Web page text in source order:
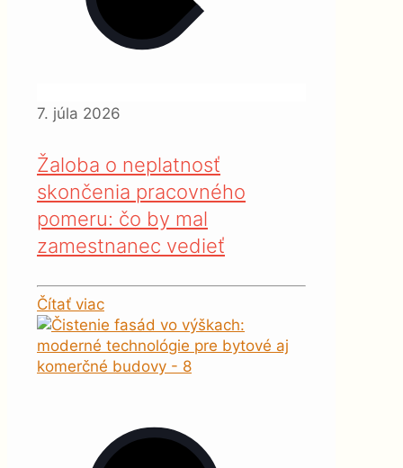
7. júla 2026
Žaloba o neplatnosť
skončenia pracovného
pomeru: čo by mal
zamestnanec vedieť
Čítať viac